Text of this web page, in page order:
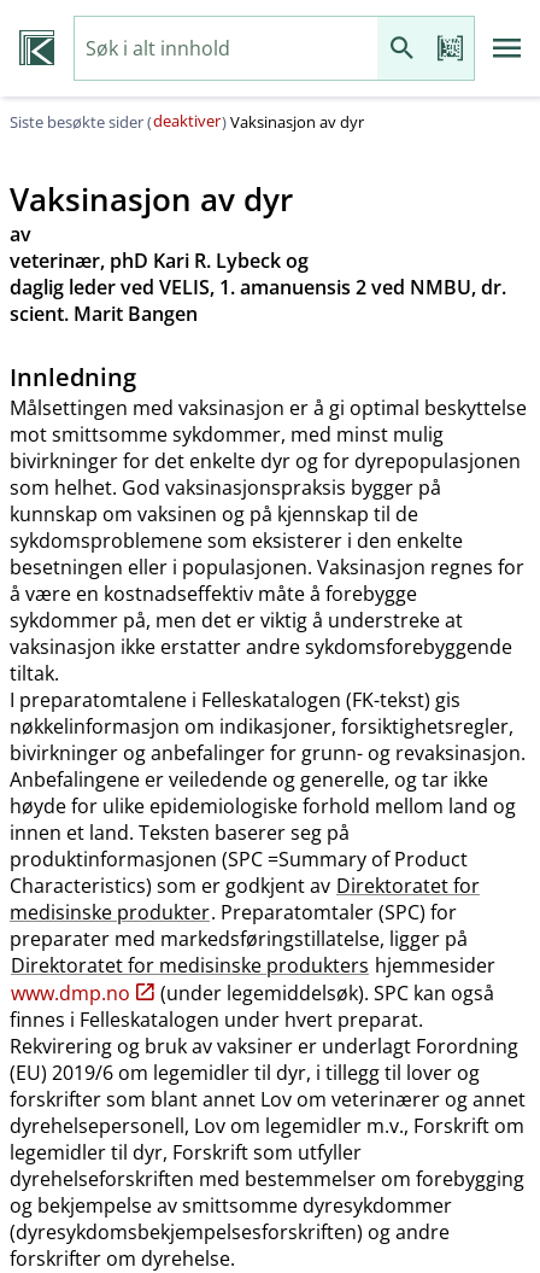
Siste besøkte sider (deaktiver)Vaksinasjon av dyr
Vaksinasjon av dyr
av
veterinær, phD Kari R. Lybeck og
daglig leder ved VELIS, 1. amanuensis 2 ved NMBU, dr.
scient. Marit Bangen
Innledning
Målsettingen med vaksinasjon er å gi optimal beskyttelse
mot smittsomme sykdommer, med minst mulig
bivirkninger for det enkelte dyr og for dyrepopulasjonen
som helhet. God vaksinasjonspraksis bygger på
kunnskap om vaksinen og på kjennskap til de
sykdomsproblemene som eksisterer i den enkelte
besetningen eller i populasjonen. Vaksinasjon regnes for
å være en kostnadseffektiv måte å forebygge
sykdommer på, men det er viktig å understreke at
vaksinasjon ikke erstatter andre sykdomsforebyggende
tiltak.
I preparatomtalene i Felleskatalogen (FK-tekst) gis
nøkkelinformasjon om indikasjoner, forsiktighetsregler,
bivirkninger og anbefalinger for grunn- og revaksinasjon.
Anbefalingene er veiledende og generelle, og tar ikke
høyde for ulike epidemiologiske forhold mellom land og
innen et land. Teksten baserer seg på
produktinformasjonen (SPC =Summary of Product
Characteristics) som er godkjent av Direktoratet for
medisinske produkter. Preparatomtaler (SPC) for
preparater med markedsføringstillatelse, ligger på
Direktoratet for medisinske produkters hjemmesider
www.dmp.no
(under legemiddelsøk). SPC kan også
finnes i Felleskatalogen under hvert preparat.
Rekvirering og bruk av vaksiner er underlagt Forordning
(EU) 2019/6 om legemidler til dyr, i tillegg til lover og
forskrifter som blant annet Lov om veterinærer og annet
dyrehelsepersonell, Lov om legemidler m.v., Forskrift om
legemidler til dyr, Forskrift som utfyller
dyrehelseforskriften med bestemmelser om forebygging
og bekjempelse av smittsomme dyresykdommer
(dyresykdomsbekjempelsesforskriften) og andre
forskrifter om dyrehelse.